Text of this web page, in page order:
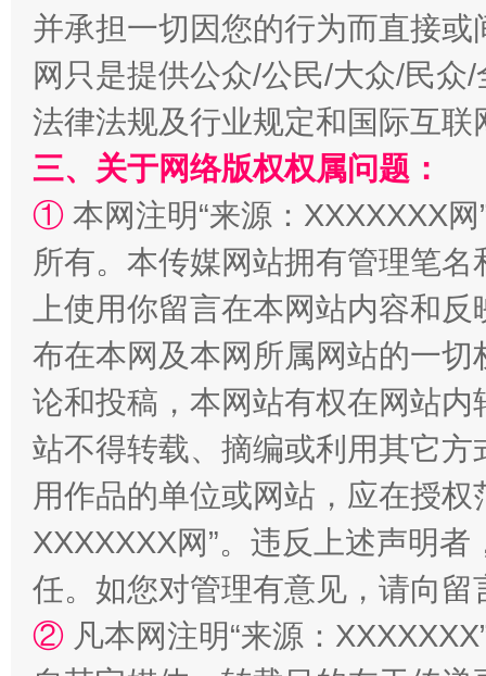
阿坝州三大球赛在茂县开幕 规模
国家大学科技园优化重塑工作
并承担一切因您的行为而直接
网只是提供公众/公民/大众/民
法律法规及行业规定和国际互
三、关于网络版权权属问题：
① 本网注明“来源：XXXXXXX
所有。本传媒网站拥有管理笔
上使用你留言在本网站内容和
布在本网及本网所属网站的一
论和投稿，本网站有权在网站
站不得转载、摘编或利用其它
用作品的单位或网站，应在授
XXXXXXX网”。违反上述声明
任。如您对管理有意见，请向
② 凡本网注明“来源：